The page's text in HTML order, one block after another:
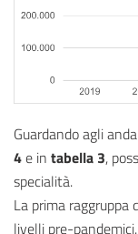
Guardando agli
4e in tabella 3,
specialità.
La prima raggruppa
livelli pre-pandemici.